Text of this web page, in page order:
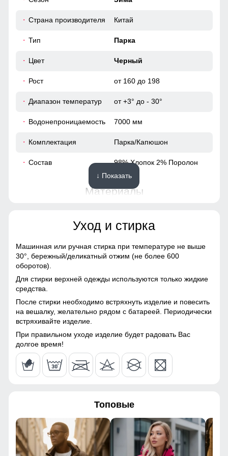
Подкладка из меха и полиэстера: Устойчива к износу и
легко очищается, что делает костюм идеальным
вариантом для повседневного использования.
Водонепроницаемость: 4000 мм
Ткань куртки обработана водоотталкивающей пропиткой
снаружи и антибактериальной внутри.
Водонепроницаемая мембрана обеспечивает
превосходную защиту при мокром снеге или ледяном
дожде и оперативно отводит влагу от тела наружу,
сохраняя тепло и комфорт.
54
70
64
Страна производителя Китай
Тип Парка
Цвет Черный
Рост от 160 до 198
Диапазон температур от +3° до - 30°
Водонепроницаемость 7000 мм
Комплектация Парка/Капюшон
Состав 98% Хлопок 2% Поролон
Материалы
Хлопок, Полиэстер,
Искусственный мех,
Материал подкладки
Материал подкладки
воротника
Мех
Материал подкладки
капюшона
Мех
Материал наполнителя
Фактура материала плотная
Плотность утеплителя (г/ 280
Конструктивные особенности
↓ Показать
Уход и стирка
Машинная или ручная стирка при температуре не выше
30°, бережный/деликатный отжим (не более 600
оборотов).
Для стирки верхней одежды используются только жидкие
средства.
После стирки необходимо встряхнуть изделие и повесить
на вешалку, желательно рядом с батареей. Периодически
встряхивайте изделие.
При правильном уходе изделие будет радовать Вас
долгое время!
Топовые